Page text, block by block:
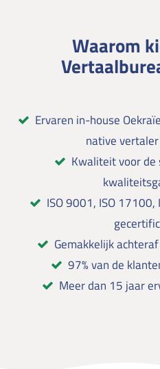
Waarom
Ervaren in-house
native
Kwaliteit voor
ISO 9001, ISO
Gemakkelijk
97% van de
Meer dan 15 jaar